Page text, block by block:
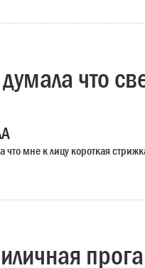
что
что мне к лицу короткая